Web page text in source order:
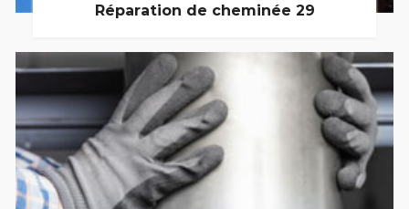
Réparation de cheminée 29